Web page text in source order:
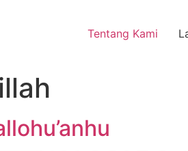
Tentang Kami